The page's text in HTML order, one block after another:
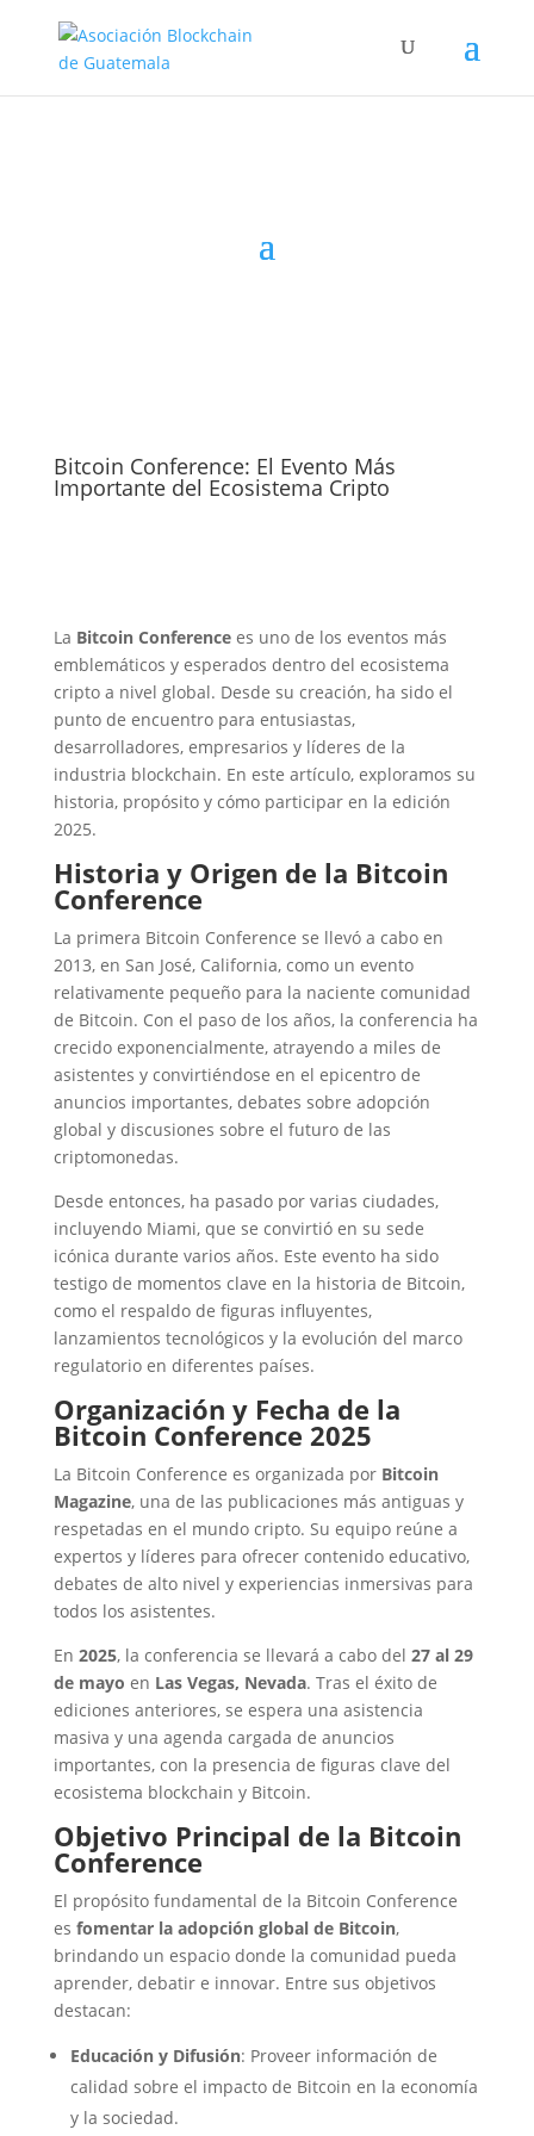
Bitcoin Conference: El Evento Más
Importante del Ecosistema Cripto
La Bitcoin Conferencees uno de los eventos más
emblemáticos y esperados dentro del ecosistema
cripto a nivel global. Desde su creación, ha sido el
punto de encuentro para entusiastas,
desarrolladores, empresarios y líderes de la
industria blockchain. En este artículo, exploramos su
historia, propósito y cómo participar en la edición
2025.
Historia y Origen de la Bitcoin
Conference
La primera Bitcoin Conference se llevó a cabo en
2013, en San José, California, como un evento
relativamente pequeño para la naciente comunidad
de Bitcoin. Con el paso de los años, la conferencia ha
crecido exponencialmente, atrayendo a miles de
asistentes y convirtiéndose en el epicentro de
anuncios importantes, debates sobre adopción
global y discusiones sobre el futuro de las
criptomonedas.
Desde entonces, ha pasado por varias ciudades,
incluyendo Miami, que se convirtió en su sede
icónica durante varios años. Este evento ha sido
testigo de momentos clave en la historia de Bitcoin,
como el respaldo de figuras influyentes,
lanzamientos tecnológicos y la evolución del marco
regulatorio en diferentes países.
Organización y Fecha de la
Bitcoin Conference 2025
La Bitcoin Conference es organizada por Bitcoin
Magazine, una de las publicaciones más antiguas y
respetadas en el mundo cripto. Su equipo reúne a
expertos y líderes para ofrecer contenido educativo,
debates de alto nivel y experiencias inmersivas para
todos los asistentes.
En 2025, la conferencia se llevará a cabo del 27 al 29
de mayo en Las Vegas, Nevada. Tras el éxito de
ediciones anteriores, se espera una asistencia
masiva y una agenda cargada de anuncios
importantes, con la presencia de figuras clave del
ecosistema blockchain y Bitcoin.
Objetivo Principal de la Bitcoin
Conference
El propósito fundamental de la Bitcoin Conference
es fomentar la adopción global de Bitcoin,
brindando un espacio donde la comunidad pueda
aprender, debatir e innovar. Entre sus objetivos
destacan:
Educación y Difusión: Proveer información de
calidad sobre el impacto de Bitcoin en la economía
y la sociedad.